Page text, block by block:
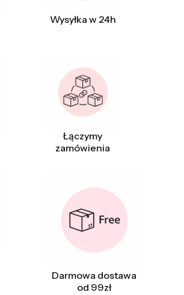
Wysyłka w 24h
Łączymy
zamówienia
Darmowa dostawa
od 99zł